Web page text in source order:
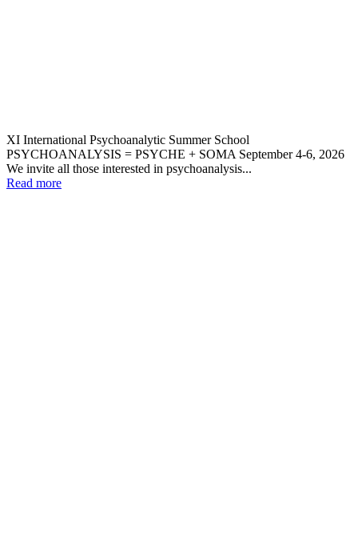
XІ International Psychoanalytic Summer School
PSYCHOANALYSIS = PSYCHЕ + SOMA September 4-6, 2026
We invite all those interested in psychoanalysis...
Read more